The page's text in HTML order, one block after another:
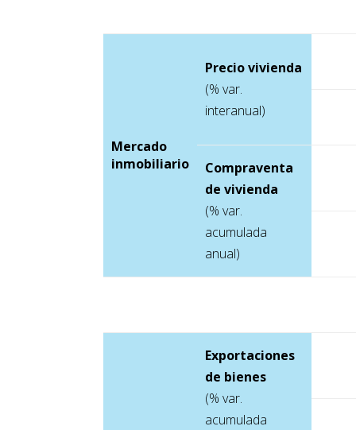
Mercado
inmobiliario
Precio vivienda
(% var.
interanual)
Compraventa
de vivienda
(% var.
acumulada
anual)
Exportaciones
de bienes
(% var.
acumulada